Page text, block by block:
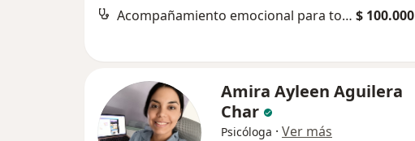
Acompañamiento emocional para tomar decisiones $ 100.000
Amira Ayleen Aguilera
Char
Psicóloga · Ver más